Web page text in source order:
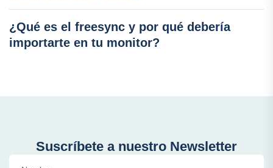
¿Qué es el freesync y por qué debería
importarte en tu monitor?
Suscríbete a nuestro Newsletter